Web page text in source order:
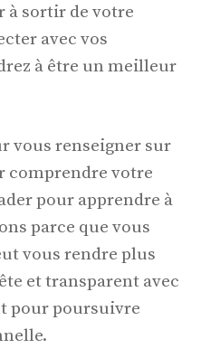
à sortir de votre
avec vos
à être un meilleur
vous renseigner sur
comprendre votre
pour apprendre à
parce que vous
vous rendre plus
et transparent avec
pour poursuivre